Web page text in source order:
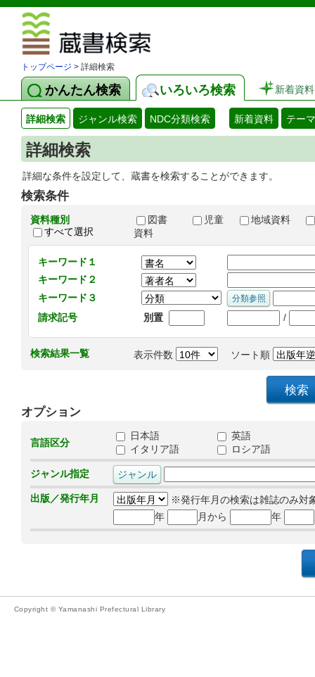
トップページ > 詳細検索
かんたん検索 いろいろ検索 新着資料
詳細検索 ジャンル検索 NDC分類検索 新着資料 テー
詳細検索
詳細な条件を設定して、蔵書を検索することができます。
検索条件
資料種別
すべて選択
図書 児童
地域資料
資料
キーワード１
キーワード２
キーワード３
請求記号
別置 /
検索結果一覧 表示件数 ソート順
オプション
言語区分
日本語
英語
イタリア語
ロシア語
ジャンル指定
出版／発行年月
※発行年月の検索は雑誌のみ対
年
月から 年
Copyright © Yamanashi Prefectural Library